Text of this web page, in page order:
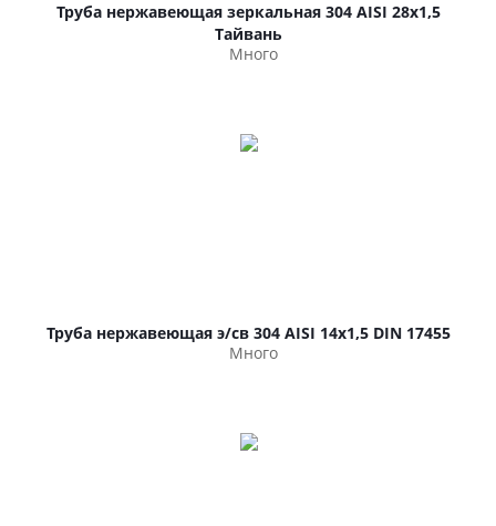
Труба нержавеющая зеркальная 304 AISI 28х1,5
Тайвань
Много
Труба нержавеющая э/св 304 AISI 14х1,5 DIN 17455
Много